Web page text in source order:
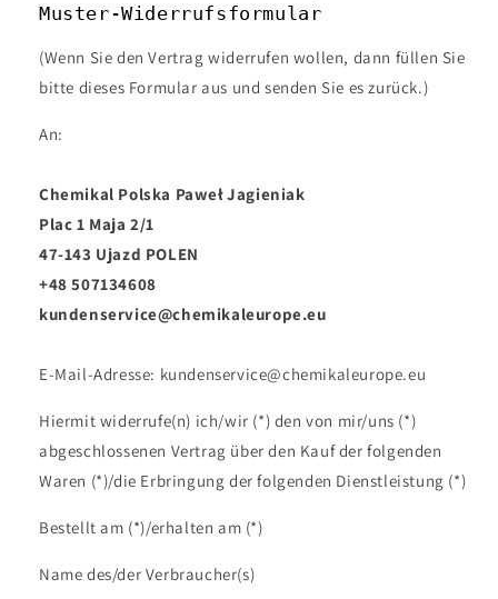
Muster-Widerrufsformular
(Wenn Sie den Vertrag widerrufen wollen, dann füllen Sie
bitte dieses Formular aus und senden Sie es zurück.)
An:
Chemikal Polska Paweł Jagieniak
Plac 1 Maja 2/1
47-143 Ujazd POLEN
+48 507134608
kundenservice@chemikaleurope.eu
E-Mail-Adresse: kundenservice@chemikaleurope.eu
Hiermit widerrufe(n) ich/wir (*) den von mir/uns (*)
abgeschlossenen Vertrag über den Kauf der folgenden
Waren (*)/die Erbringung der folgenden Dienstleistung (*)
Bestellt am (*)/erhalten am (*)
Name des/der Verbraucher(s)